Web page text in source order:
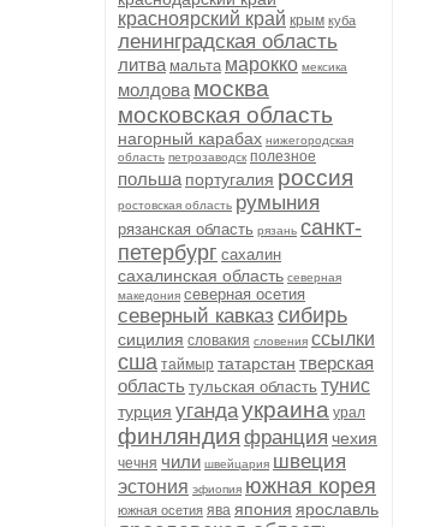
красноярский край крым куба
ленинградская область
литва мальта марокко мексика
молдова москва
московская область
нагорный карабах нижегородская
область петрозаводск полезное
польша португалия россия
ростовская область румыния
рязанская область рязань санкт-
петербург сахалин
сахалинская область северная
македония северная осетия
северный кавказ сибирь
сицилия словакия словения ссылки
сша таймыр татарстан тверская
область тульская область тунис
турция угандаукраина урал
финляндия франция чехия
чечня чили швейцария швеция
эстония эфиопия южная корея
южная осетия ява япония ярославль